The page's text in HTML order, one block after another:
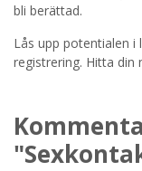
bli berättad.
Lås upp potentialen i
registrering. Hitta din